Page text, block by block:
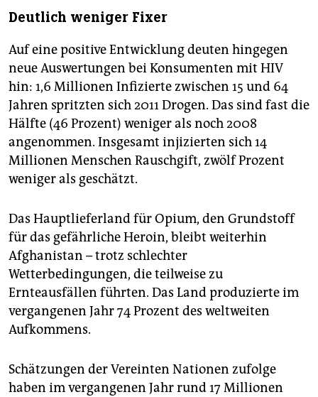
Deutlich weniger Fixer
Auf eine positive Entwicklung deuten hingegen
neue Auswertungen bei Konsumenten mit HIV
hin: 1,6 Millionen Infizierte zwischen 15 und 64
Jahren spritzten sich 2011 Drogen. Das sind fast die
Hälfte (46 Prozent) weniger als noch 2008
angenommen. Insgesamt injizierten sich 14
Millionen Menschen Rauschgift, zwölf Prozent
weniger als geschätzt.
Das Hauptlieferland für Opium, den Grundstoff
für das gefährliche Heroin, bleibt weiterhin
Afghanistan – trotz schlechter
Wetterbedingungen, die teilweise zu
Ernteausfällen führten. Das Land produzierte im
vergangenen Jahr 74 Prozent des weltweiten
Aufkommens.
Schätzungen der Vereinten Nationen zufolge
haben im vergangenen Jahr rund 17 Millionen